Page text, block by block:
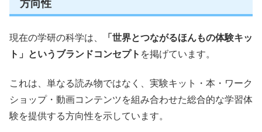
方向性
現在の学研の科学は、
「世界とつながるほんもの体験キッ
ト」というブランドコンセプト を掲げています。
これは、単なる読み物ではなく、実験キット・本・ワーク
ショップ・動画コンテンツを組み合わせた総合的な学習体
験を提供する方向性を示しています。